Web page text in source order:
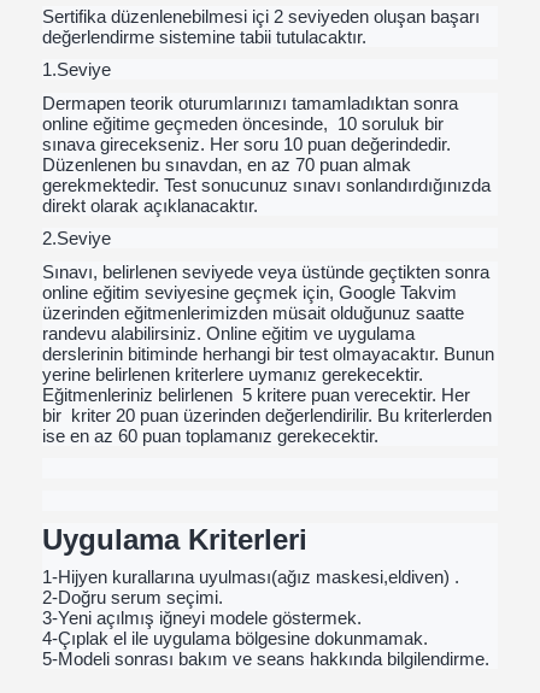
Sertifika düzenlenebilmesi içi 2 seviyeden oluşan başarı
değerlendirme sistemine tabii tutulacaktır.
1.Seviye
Dermapen teorik oturumlarınızı tamamladıktan sonra
online eğitime geçmeden öncesinde, 10 soruluk bir
sınava girecekseniz. Her soru 10 puan değerindedir.
Düzenlenen bu sınavdan, en az 70 puan almak
gerekmektedir. Test sonucunuz sınavı sonlandırdığınızda
direkt olarak açıklanacaktır.
2.Seviye
Sınavı, belirlenen seviyede veya üstünde geçtikten sonra
online eğitim seviyesine geçmek için, Google Takvim
üzerinden eğitmenlerimizden müsait olduğunuz saatte
randevu alabilirsiniz. Online eğitim ve uygulama
derslerinin bitiminde herhangi bir test olmayacaktır. Bunun
yerine belirlenen kriterlere uymanız gerekecektir.
Eğitmenleriniz belirlenen 5 kritere puan verecektir. Her
bir kriter 20 puan üzerinden değerlendirilir. Bu kriterlerden
ise en az 60 puan toplamanız gerekecektir.
Uygulama Kriterleri
1-Hijyen kurallarına uyulması(ağız maskesi,eldiven) .
2-Doğru serum seçimi.
3-Yeni açılmış iğneyi modele göstermek.
4-Çıplak el ile uygulama bölgesine dokunmamak.
5-Modeli sonrası bakım ve seans hakkında bilgilendirme.